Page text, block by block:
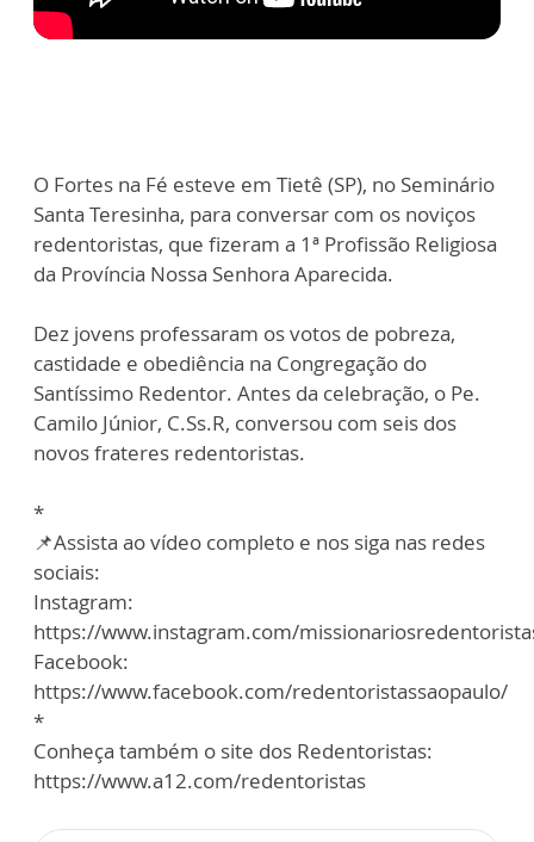
O Fortes na Fé esteve em Tietê (SP), no Seminário
Santa Teresinha, para conversar com os noviços
redentoristas, que fizeram a 1ª Profissão Religiosa
da Província Nossa Senhora Aparecida.
Dez jovens professaram os votos de pobreza,
castidade e obediência na Congregação do
Santíssimo Redentor. Antes da celebração, o Pe.
Camilo Júnior, C.Ss.R, conversou com seis dos
novos frateres redentoristas.
*
📌Assista ao vídeo completo e nos siga nas redes
sociais:
Instagram:
https://www.instagram.com/
Facebook:
https://www.facebook.com/redentoristassaopaulo/
*
Conheça também o site dos Redentoristas:
https://www.a12.com/redentoristas